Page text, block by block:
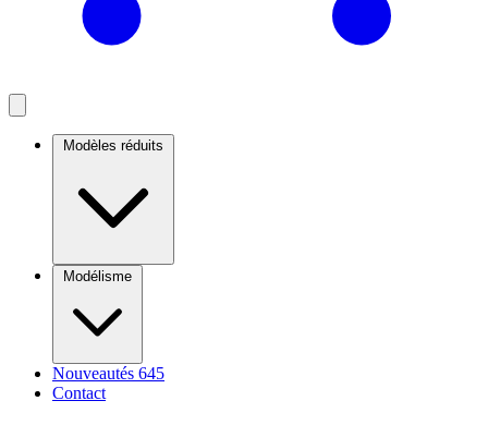
Modèles réduits
Modélisme
Nouveautés 645
Contact